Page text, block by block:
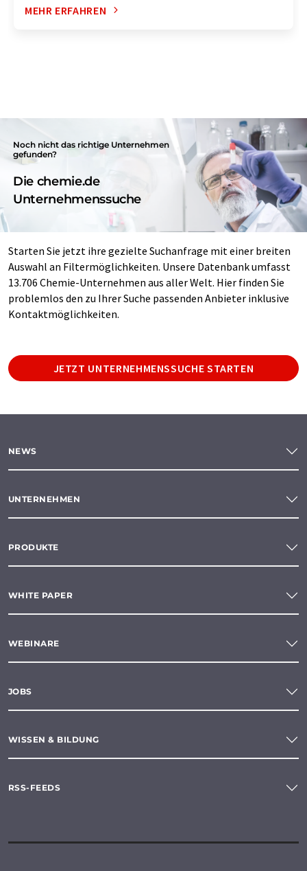
MEHR ERFAHREN
Noch nicht das richtige Unternehmen
gefunden?
Die chemie.de
Unternehmenssuche
Starten Sie jetzt ihre gezielte Suchanfrage mit einer breiten
Auswahl an Filtermöglichkeiten. Unsere Datenbank umfasst
13.706 Chemie-Unternehmen aus aller Welt. Hier finden Sie
problemlos den zu Ihrer Suche passenden Anbieter inklusive
Kontaktmöglichkeiten.
JETZT UNTERNEHMENSSUCHE STARTEN
NEWS
UNTERNEHMEN
PRODUKTE
WHITE PAPER
WEBINARE
JOBS
WISSEN & BILDUNG
RSS-FEEDS